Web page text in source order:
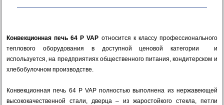
Конвекционная печь 64 P VAP относится к классу профессионального
теплового оборудования в доступной ценовой категории и
используется, на предприятиях общественного питания, кондитерском и
хлебобулочном производстве.
Конвекционная печь 64 P VAP полностью выполнена из нержавеющей
высококачественной стали, дверца – из жаростойкого стекла, петли